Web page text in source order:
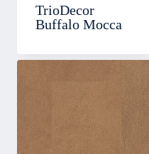
TrioDecor
Buffalo Mocca